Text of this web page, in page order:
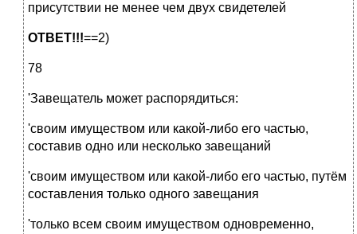
присутствии не менее чем двух свидетелей
ОТВЕТ!!!==2)
78
'Завещатель может распорядиться:
'своим имуществом или какой-либо его частью,
составив одно или несколько завещаний
'своим имуществом или какой-либо его частью, путём
составления только одного завещания
'только всем своим имуществом одновременно,